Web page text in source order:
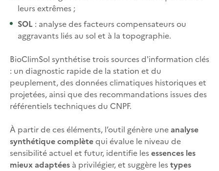
leurs extrêmes ;
SOL : analyse des facteurs compensateurs ou
aggravants liés au sol et à la topographie.
BioClimSol synthétise trois sources d'information clés
: un diagnostic rapide de la station et du
peuplement, des données climatiques historiques et
projetées, ainsi que des recommandations issues des
référentiels techniques du CNPF.
À partir de ces éléments, l’outil génère une analyse
synthétique complètequi évalue le niveau de
sensibilité actuel et futur, identifie lesessences les
mieux adaptées à privilégier, et suggère lestypes